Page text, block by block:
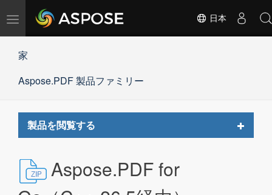
ナ
ー
ョ
切
日本
家
Aspose.PDF 製品ファミリー
製品を閲覧する
Toggle
Aspose.PDF for